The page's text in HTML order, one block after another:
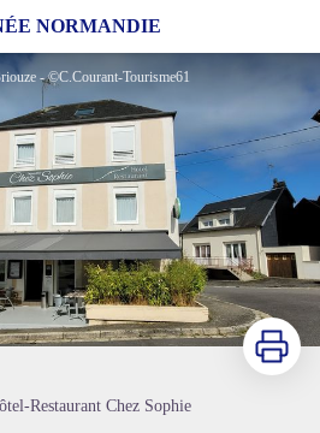
NORMANDIE
- ©C.Courant-Tourisme61
Imprimer
Restaurant Chez Sophie